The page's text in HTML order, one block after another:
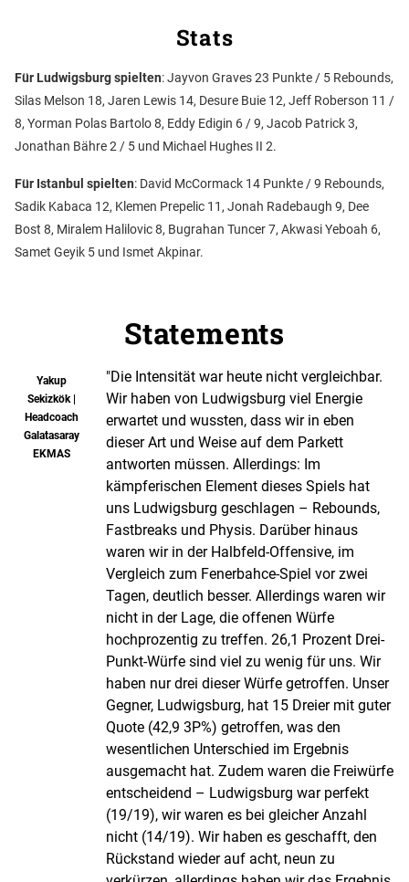
Stats
Für Ludwigsburg spielten: Jayvon Graves 23 Punkte / 5 Rebounds,
Silas Melson 18, Jaren Lewis 14, Desure Buie 12, Jeff Roberson 11 /
8, Yorman Polas Bartolo 8, Eddy Edigin 6 / 9, Jacob Patrick 3,
Jonathan Bähre 2 / 5 und Michael Hughes II 2.
Für Istanbul spielten: David McCormack 14 Punkte / 9 Rebounds,
Sadik Kabaca 12, Klemen Prepelic 11, Jonah Radebaugh 9, Dee
Bost 8, Miralem Halilovic 8, Bugrahan Tuncer 7, Akwasi Yeboah 6,
Samet Geyik 5 und Ismet Akpinar.
Statements
Yakup
Sekizkök |
Headcoach
Galatasaray
EKMAS
"Die Intensität war heute nicht vergleichbar.
Wir haben von Ludwigsburg viel Energie
erwartet und wussten, dass wir in eben
dieser Art und Weise auf dem Parkett
antworten müssen. Allerdings: Im
kämpferischen Element dieses Spiels hat
uns Ludwigsburg geschlagen – Rebounds,
Fastbreaks und Physis. Darüber hinaus
waren wir in der Halbfeld-Offensive, im
Vergleich zum Fenerbahce-Spiel vor zwei
Tagen, deutlich besser. Allerdings waren wir
nicht in der Lage, die offenen Würfe
hochprozentig zu treffen. 26,1 Prozent Drei-
Punkt-Würfe sind viel zu wenig für uns. Wir
haben nur drei dieser Würfe getroffen. Unser
Gegner, Ludwigsburg, hat 15 Dreier mit guter
Quote (42,9 3P%) getroffen, was den
wesentlichen Unterschied im Ergebnis
ausgemacht hat. Zudem waren die Freiwürfe
entscheidend – Ludwigsburg war perfekt
(19/19), wir waren es bei gleicher Anzahl
nicht (14/19). Wir haben es geschafft, den
Rückstand wieder auf acht, neun zu